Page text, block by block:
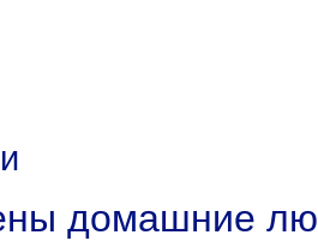
домашние